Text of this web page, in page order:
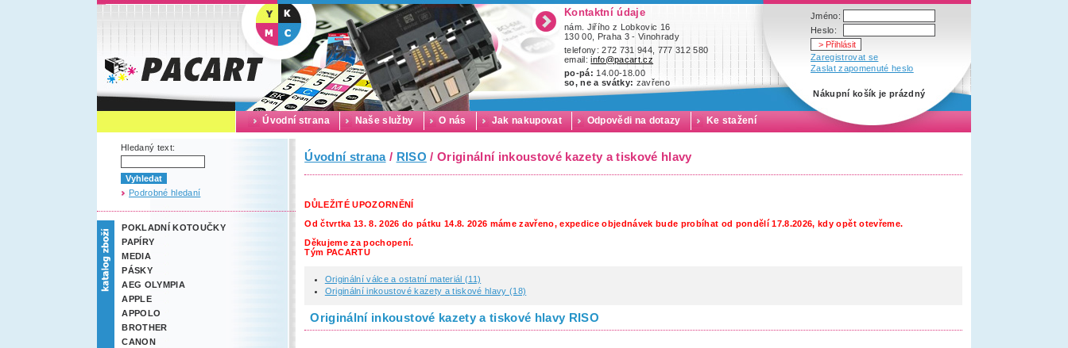
Kontaktní údaje
nám. Jiřího z Lobkovic 16
130 00, Praha 3 - Vinohrady
telefony: 272 731 944, 777 312 580
email:info@pacart.cz
po-pá: 14.00-18.00
so, ne a svátky: zavřeno
Úvodní strana Naše služby O nás Jak nakupovat Odpovědi na dotazy Ke stažení
Hledaný text:
Podrobné hledaní
POKLADNÍ KOTOUČKY
PAPÍRY
MEDIA
PÁSKY
AEG OLYMPIA
APPLE
APPOLO
BROTHER
CANON
Úvodní strana/ RISO / Originální inkoustové kazety a tiskové hlavy
DŮLEŽITÉ UPOZORNĚNÍ
Od čtvrtka 13. 8. 2026 do pátku 14.8. 2026 máme zavřeno, expedice objednávek bude probíhat od pondělí 17.8.2026, kdy opět otevřeme.
Děkujeme za pochopení.
Tým PACARTU
Originální válce a ostatní materiál (11)
Originální inkoustové kazety a tiskové hlavy (18)
Originální inkoustové kazety a tiskové hlavy RISO
Nákupní košík je prázdný
Jméno:
Heslo:
Zaregistrovat se
Zaslat zapomenuté heslo